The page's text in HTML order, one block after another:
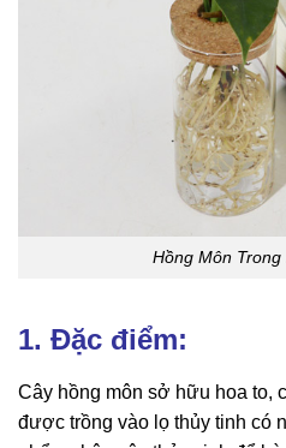
Hồng Môn
1. Đặc điểm:
Cây hồng môn sở hữu hoa to,
được trồng vào lọ thủy tinh có